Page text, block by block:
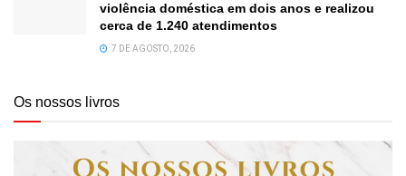
violência doméstica em dois anos e realizou
cerca de 1.240 atendimentos
7 DE AGOSTO, 2026
Os nossos livros